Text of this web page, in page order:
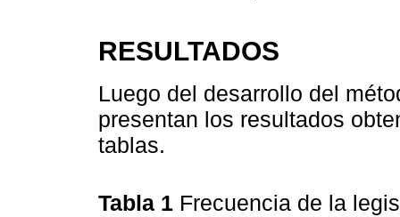
RESULTADOS
Luego del desarrollo del
presentan los resultados
tablas.
Tabla 1 Frecuencia de la